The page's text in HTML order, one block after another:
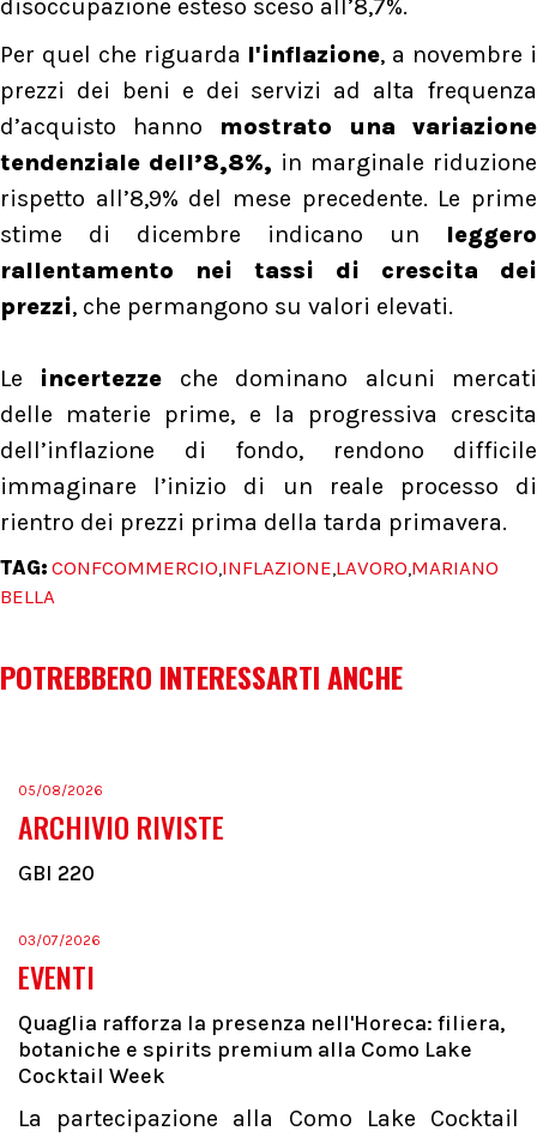
disoccupazione esteso sceso all’8,7%.
Per quel che riguarda l'inflazione, a novembre i
prezzi dei beni e dei servizi ad alta frequenza
d’acquisto hanno mostrato una variazione
tendenziale dell’8,8%, in marginale riduzione
rispetto all’8,9% del mese precedente. Le prime
stime di dicembre indicano un leggero
rallentamento nei tassi di crescita dei
prezzi, che permangono su valori elevati.
Le incertezze che dominano alcuni mercati
delle materie prime, e la progressiva crescita
dell’inflazione di fondo, rendono difficile
immaginare l’inizio di un reale processo di
rientro dei prezzi prima della tarda primavera.
TAG: CONFCOMMERCIO,INFLAZIONE,LAVORO,MARIANO
BELLA
POTREBBERO INTERESSARTI ANCHE
05/08/2026
ARCHIVIO RIVISTE
GBI 220
03/07/2026
EVENTI
Quaglia rafforza la presenza nell'Horeca: filiera,
botaniche e spirits premium alla Como Lake
Cocktail Week
La partecipazione alla Como Lake Cocktail